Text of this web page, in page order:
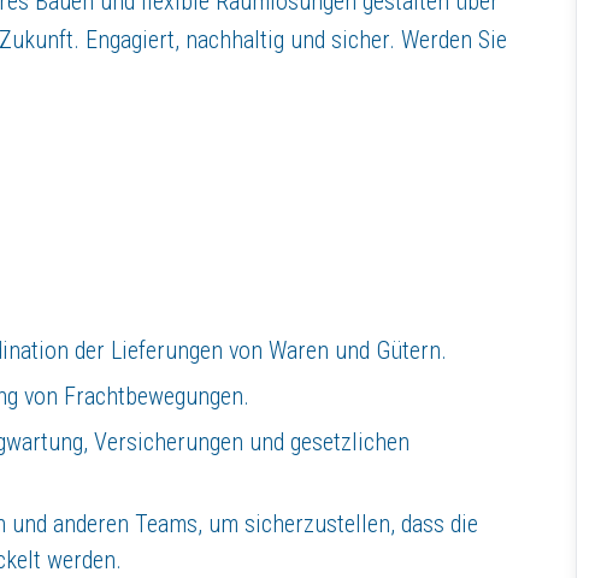
aufzubauen und zu pflegen.
Druck zu arbeiten.
Unternehmen mit handwerklicher Tradition ist sich das Unternehmen
Ingenieure und eine Vielzahl von Fachunternehmen, die
Engagiert, nachhaltig und sicher. Werden Sie
der Lieferungen von Waren und Gütern.
von Frachtbewegungen.
Versicherungen und gesetzlichen
anderen Teams, um sicherzustellen, dass die
werden.